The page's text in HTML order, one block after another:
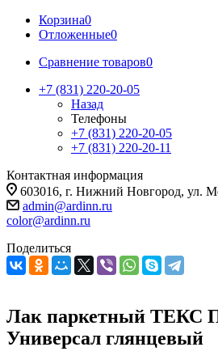
Корзина0
Отложенные0
Сравнение товаров0
+7 (831) 220-20-05
Назад
Телефоны
+7 (831) 220-20-05
+7 (831) 220-20-11
Контактная информация
603016, г. Нижний Новгород, ул.
admin@ardinn.ru
color@ardinn.ru
Поделиться
Лак паркетный ТЕКС
Универсал глянцевый